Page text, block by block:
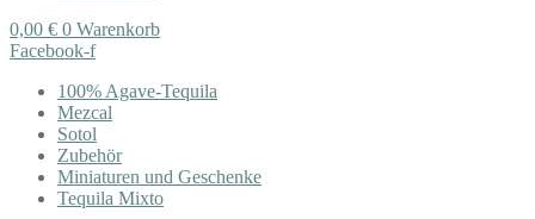
0,00 € 0 Warenkorb
Facebook-f
100% Agave-Tequila
Mezcal
Sotol
Zubehör
Miniaturen und Geschenke
Tequila Mixto